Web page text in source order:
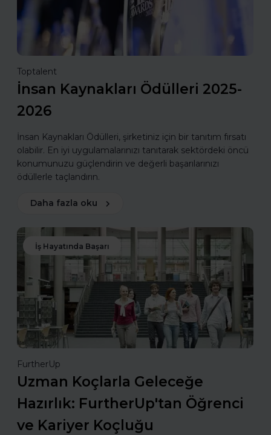
Toptalent
İnsan Kaynakları Ödülleri 2025-
2026
İnsan Kaynakları Ödülleri, şirketiniz için bir tanıtım fırsatı
olabilir. En iyi uygulamalarınızı tanıtarak sektördeki öncü
konumunuzu güçlendirin ve değerli başarılarınızı
ödüllerle taçlandırın.
Daha fazla oku
İş Hayatında Başarı
FurtherUp
Uzman Koçlarla Geleceğe
Hazırlık: FurtherUp'tan Öğrenci
ve Kariyer Koçluğu